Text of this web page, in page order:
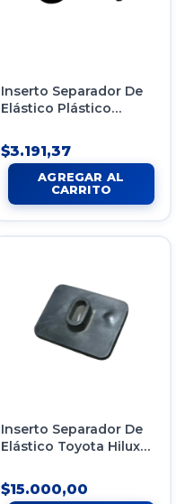
Inserto Separador De
Elástico Plástico
$3.191,37
Inserto Separador De
Elástico Toyota Hilux
$15.000,00